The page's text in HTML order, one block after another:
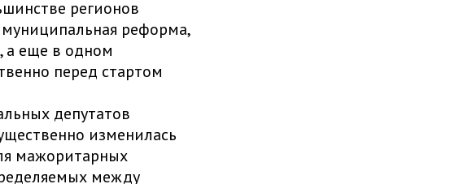
регионов
реформа,
а еще в одном
перед стартом
депутатов
изменилась
мажоритарных
между